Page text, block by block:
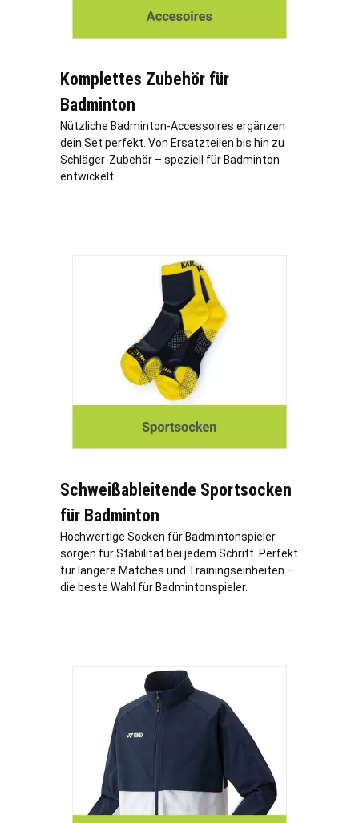
Komplettes Zubehör für
Badminton
Nützliche Badminton-Accessoires ergänzen
dein Set perfekt. Von Ersatzteilen bis hin zu
Schläger-Zubehör – speziell für Badminton
entwickelt.
Schweißableitende Sportsocken
für Badminton
Hochwertige Socken für Badmintonspieler
sorgen für Stabilität bei jedem Schritt. Perfekt
für längere Matches und Trainingseinheiten –
die beste Wahl für Badmintonspieler.